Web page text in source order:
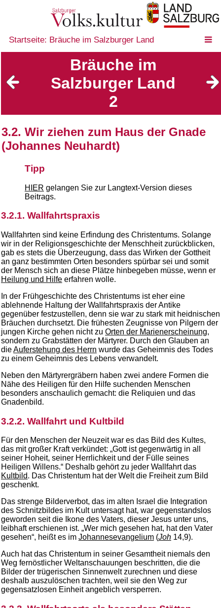
Startseite: Bräuche im Salzburger Land
Bräuche im
Salzburger Land
2
3.2. Wir ziehen zum Haus der Gnade
(Johannes Neuhardt)
Tipp
HIER gelangen Sie zur Langtext-Version dieses
Beitrags.
3.2.1. Wallfahrtspraxis
Wallfahrten sind keine Erfindung des Christentums. Solange
wir in der Religionsgeschichte der Menschheit zurückblicken,
gab es stets die Überzeugung, dass das Wirken der Gottheit
an ganz bestimmten Orten besonders spürbar sei und somit
der Mensch sich an diese Plätze hinbegeben müsse, wenn er
Heilung und Hilfe erfahren wolle.
In der Frühgeschichte des Christentums ist eher eine
ablehnende Haltung der Wallfahrtspraxis der Antike
gegenüber festzustellen, denn sie war zu stark mit heidnischen
Bräuchen durchsetzt. Die frühesten Zeugnisse von Pilgern der
jungen Kirche gehen nicht zu Orten der Marienerscheinung,
sondern zu Grabstätten der Märtyrer. Durch den Glauben an
dieAuferstehung des Herrn wurde das Geheimnis des Todes
zu einem Geheimnis des Lebens verwandelt.
Neben den Märtyrergräbern haben zwei andere Formen die
Nähe des Heiligen für den Hilfe suchenden Menschen
besonders anschaulich gemacht: die Reliquien und das
Gnadenbild.
3.2.2. Wallfahrt und Kultbild
Für den Menschen der Neuzeit war es das Bild des Kultes,
das mit großer Kraft verkündet: „Gott ist gegenwärtig in all
seiner Hoheit, seiner Herrlichkeit und der Fülle seines
Heiligen Willens.“ Deshalb gehört zu jeder Wallfahrt das
Kultbild. Das Christentum hat der Welt die Freiheit zum Bild
geschenkt.
Das strenge Bilderverbot, das im alten Israel die Integration
des Schnitzbildes im Kult untersagt hat, war gegenstandslos
geworden seit die Ikone des Vaters, dieser Jesus unter uns,
leibhaft erschienen ist. „Wer mich gesehen hat, hat den Vater
gesehen“, heißt es im Johannesevangelium (Joh 14,9).
Auch hat das Christentum in seiner Gesamtheit niemals den
Weg fernöstlicher Weltanschauungen beschritten, die die
Bilder der trügerischen Sinnenwelt zurechnen und diese
deshalb auszulöschen trachten, weil sie den Weg zur
gegensatzlosen Einheit angeblich versperren.